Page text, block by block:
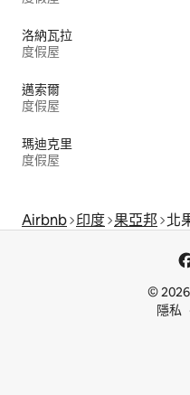
洛納瓦拉
度假屋
邁索爾
度假屋
瑪迪克里
度假屋
Airbnb 印度 果亞邦 北
©
隱私